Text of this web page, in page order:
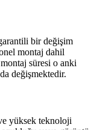
bir değişim
montaj dahil
süresi o anki
değişmektedir.
yüksek teknoloji